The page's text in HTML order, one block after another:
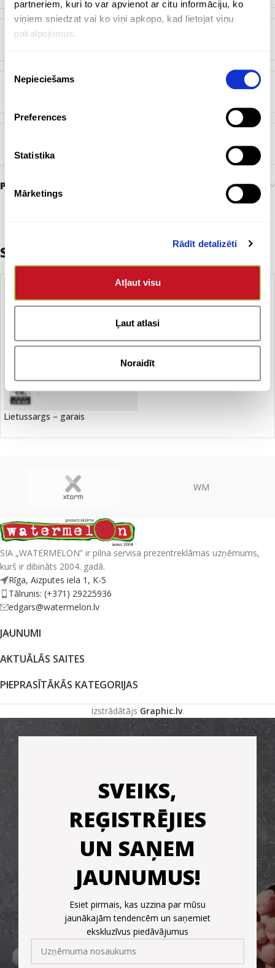
partneriem, kuri to var apvienot ar citu informāciju, ko
viņiem sniedzat vai ko viņi apkopo, kad lietojat viņu
pakalpojumus.
izvēle
Nepieciešams
Preferences
Statistika
Mārketings
Rādīt detalizēti
Atļaut visu
Ļaut atlasi
Noraidīt
POWERBANKAS KAPACITĀTE 5000 mAh
Preces pasūtīšana un piegāde
Saistītie produkti
Lietussargs – garais
WM
SIA „WATERMELON” ir pilna servisa prezentreklāmas uzņēmums,
kurš ir dibināts 2004. gadā.
Rīga, Aizputes iela 1, K-5
Tālrunis: (+371) 29225936
edgars@watermelon.lv
JAUNUMI
AKTUĀLĀS SAITES
PIEPRASĪTĀKĀS KATEGORIJAS
Izstrādātājs Graphic.lv.
SVEIKS,
REĢISTRĒJIES
UN SAŅEM
JAUNUMUS!
Esiet pirmais, kas uzzina par mūsu
jaunākajām tendencēm un saņemiet
ekskluzīvus piedāvājumus